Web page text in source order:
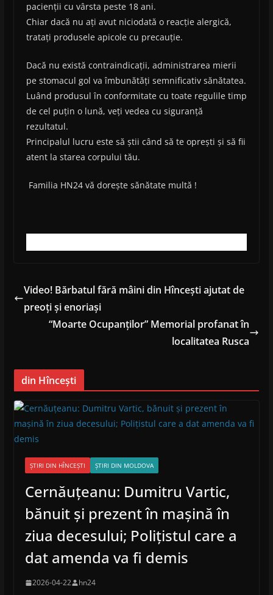
pacienții cu vârsta peste 18 ani.
Chiar dacă nu ați avut niciodată o reacție alergică,
tratați produsele apicole cu precauție.
Dacă nu există contraindicații, administrarea mierii
pe stomacul gol va îmbunătăți semnificativ sănătatea.
Luând produsul în conformitate cu toate regulile timp
de cel puțin o lună, veți vedea cu siguranță
rezultatul.
Principalul lucru este să știi când să te oprești și să fii
atent la starea corpului tău.
Familia HN24 vă dorește sănătate multă !
Video! Bărbatul fără mâini din Hîncești ajutat de
preoți și enoriași
“Moarte Ocupanților” Memorial profanat în
localitatea Rusca
din Hîncești
ȘTIRI DIN HÎNCEȘTI ȘTIRI DIN MOLDOVA
Cernăuțeanu: Dumitru Vartic,
bănuit și prezent în mașină în
ziua decesului; Polițistul care a
dat amenda va fi demis
2026-04-22 hn24